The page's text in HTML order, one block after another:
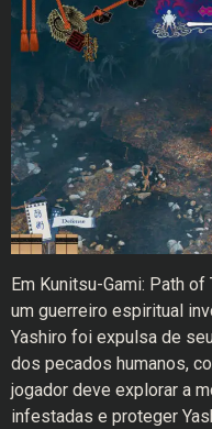
Em Kunitsu-Gami: Path
um guerreiro espiritual
Yashiro foi expulsa de
dos pecados humanos,
jogador deve explorar a
infestadas e proteger